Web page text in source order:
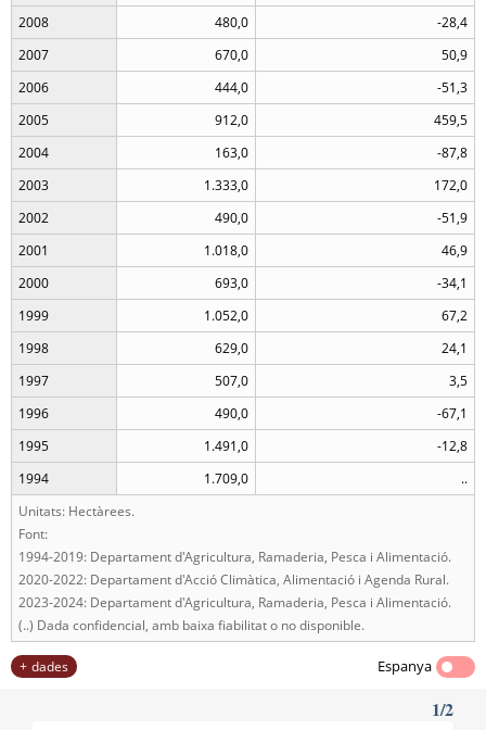
2008
480,0
-28,4
2007
670,0
50,9
2006
444,0
-51,3
2005
912,0
459,5
2004
163,0
-87,8
2003
1.333,0
172,0
2002
490,0
-51,9
2001
1.018,0
46,9
2000
693,0
-34,1
1999
1.052,0
67,2
1998
629,0
24,1
1997
507,0
3,5
1996
490,0
-67,1
1995
1.491,0
-12,8
1994
1.709,0
..
Unitats: Hectàrees.
Font:
1994-2019: Departament d'Agricultura, Ramaderia, Pesca i Alimentació.
2020-2022: Departament d'Acció Climàtica, Alimentació i Agenda Rural.
2023-2024: Departament d'Agricultura, Ramaderia, Pesca i Alimentació.
(..) Dada confidencial, amb baixa fiabilitat o no disponible.
dades Espanya